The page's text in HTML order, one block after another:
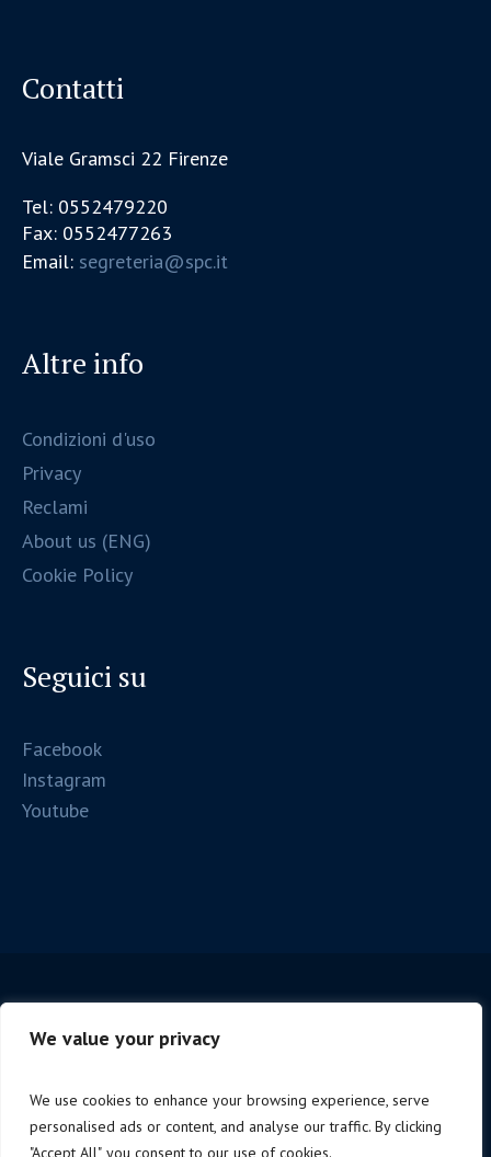
We value your privacy
We use cookies to enhance your browsing experience, serve
personalised ads or content, and analyse our traffic. By clicking
"Accept All", you consent to our use of cookies.
Contatti
Viale Gramsci 22 Firenze
Tel: 0552479220
Fax: 0552477263
Email: segreteria@spc.it
Altre info
Condizioni d'uso
Privacy
Reclami
About us (ENG)
Cookie Policy
Seguici su
Facebook
Instagram
Youtube
Copyright © 2025 Firenze Spc. | P.iva 06221190488 |